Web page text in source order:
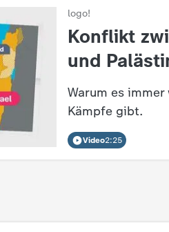
logo!
:Konflikt
und
Warum es
Kämpfe gibt.
Video2:25